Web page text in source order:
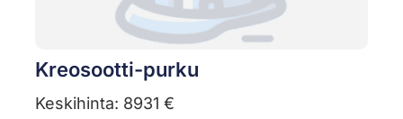
Kreosootti-purku
Keskihinta: 8931 €